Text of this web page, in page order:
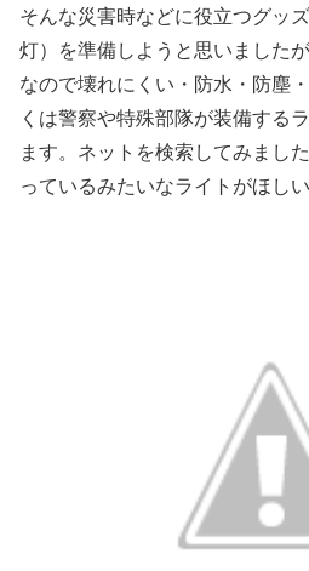
そんな災害時などに役立つグッ
灯）を準備しようと思いました
なので壊れにくい・防水・防塵
くは警察や特殊部隊が装備する
ます。ネットを検索してみまし
っているみたいなライトがほし